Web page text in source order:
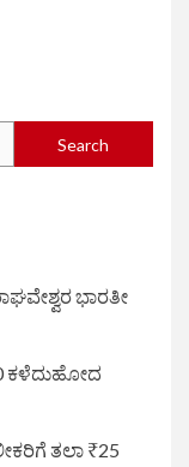
Search
ಭಾರತೀ
ಕಳೆದುಹೋದ
ತಲಾ ₹25